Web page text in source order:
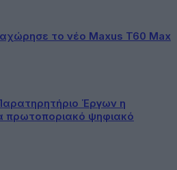
το νέο Maxus T60 Max
Έργων η
πρωτοποριακό ψηφιακό